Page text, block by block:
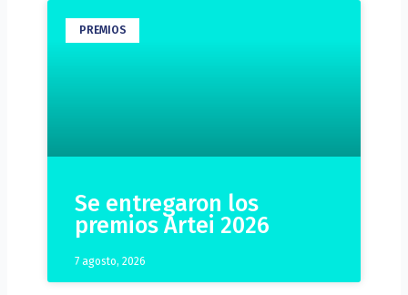
PREMIOS
Se entregaron los
premios Artei 2026
7 agosto, 2026